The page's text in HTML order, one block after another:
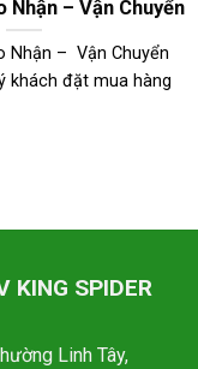
Nhận – Vận Chuyển
Nhận – Vận Chuyển
khách đặt mua hàng
KING SPIDER
Linh Tây,